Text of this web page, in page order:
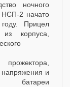
НСП-2 начато
Прицел
из корпуса,
напряжения и
батареи